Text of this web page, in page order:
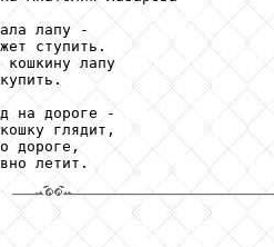
лапу -
ступить.
кошкину лапу
на дороге -
глядит,
дороге,
летит.